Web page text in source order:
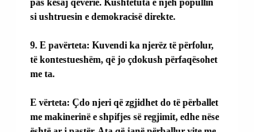
pas kësaj qeverie. Kushtetuta e njeh popullin
si ushtruesin e demokracisë direkte.
9. E pavërteta: Kuvendi ka njerëz të përfolur,
të kontestueshëm, që jo çdokush përfaqësohet
me ta.
E vërteta: Çdo njeri që zgjidhet do të përballet
me makinerinë e shpifjes së regjimit, edhe nëse